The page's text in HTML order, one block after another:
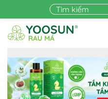
Skip to main content